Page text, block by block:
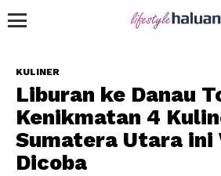
KULINER
Liburan ke Danau
Kenikmatan 4
Sumatera Utara ini
Dicoba